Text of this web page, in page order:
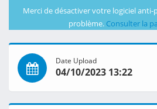
Merci de désactiver votre logiciel
problème. Consulter la
Date Upload
04/10/2023 13:22